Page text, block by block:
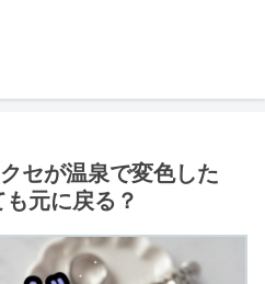
セが温泉で変色した
元に戻る？